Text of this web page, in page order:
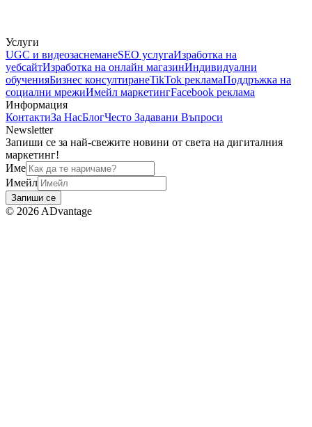
Услуги
UGC и видеозаснеманеSEO услугаИзработка на
уебсайтИзработка на онлайн магазинИндивидуални
обученияБизнес консултиранеTikTok рекламаПоддръжка на
социални мрежиИмейл маркетингFacebook реклама
Информация
КонтактиЗа НасБлогЧесто Задавани Въпроси
Newsletter
Запиши се за най-свежите новини от света на дигиталния
маркетинг!
Име
Имейл
Запиши се
© 2026 ADvantage